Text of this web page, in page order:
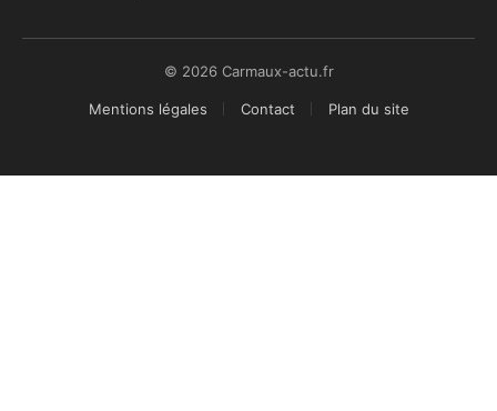
© 2026 Carmaux-actu.fr
Mentions légales Contact Plan du site